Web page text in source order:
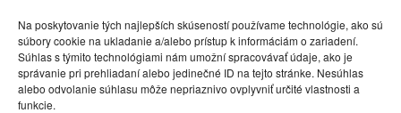
Na poskytovanie tých najlepších skúseností používame technológie, ako sú
súbory cookie na ukladanie a/alebo prístup k informáciám o zariadení.
Súhlas s týmito technológiami nám umožní spracovávať údaje, ako je
správanie pri prehliadaní alebo jedinečné ID na tejto stránke. Nesúhlas
alebo odvolanie súhlasu môže nepriaznivo ovplyvniť určité vlastnosti a
funkcie.
Politika 29. februára 2016